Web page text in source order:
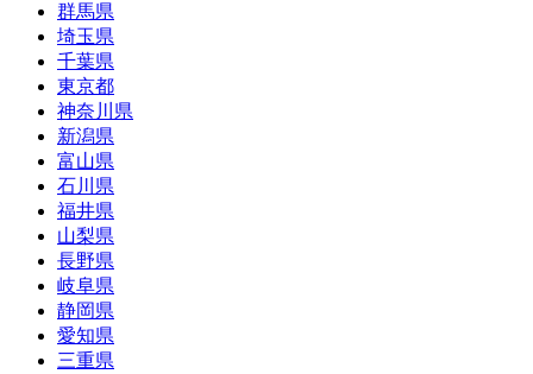
群馬県
埼玉県
千葉県
東京都
神奈川県
新潟県
富山県
石川県
福井県
山梨県
長野県
岐阜県
静岡県
愛知県
三重県